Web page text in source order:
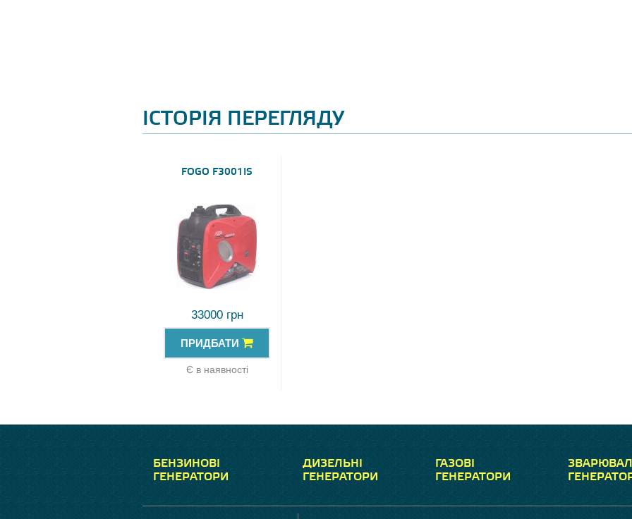
ІСТОРІЯ ПЕРЕГЛЯДУ
FOGO F3001IS
33000 грн
ПРИДБАТИ
Є в наявності
БЕНЗИНОВІ
ГЕНЕРАТОРИ
ДИЗЕЛЬНІ
ГЕНЕРАТОРИ
ГАЗОВІ
ГЕНЕРАТОРИ